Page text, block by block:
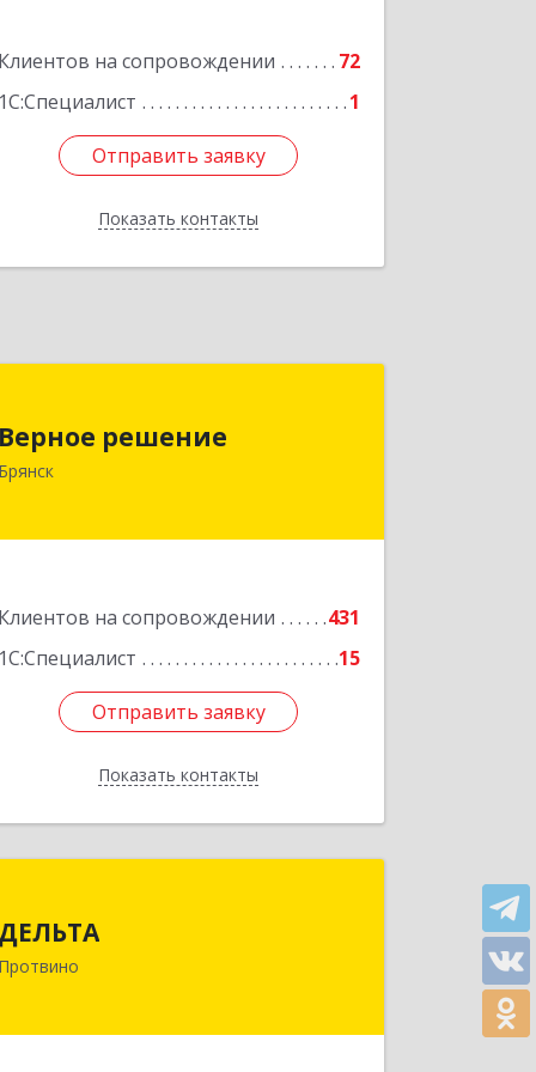
Клиентов на сопровождении
72
1С:Специалист
1
Отправить заявку
Показать контакты
Отправить заявку
Назад
Верное решение
Брянск
Клиентов на сопровождении
431
1С:Специалист
15
Отправить заявку
Показать контакты
241035, Брянская обл, Брянск г,
Подробнее
Отправить заявку
Назад
ДЕЛЬТА
Протвино
142281, Московская обл, Протвино г,
Подробнее